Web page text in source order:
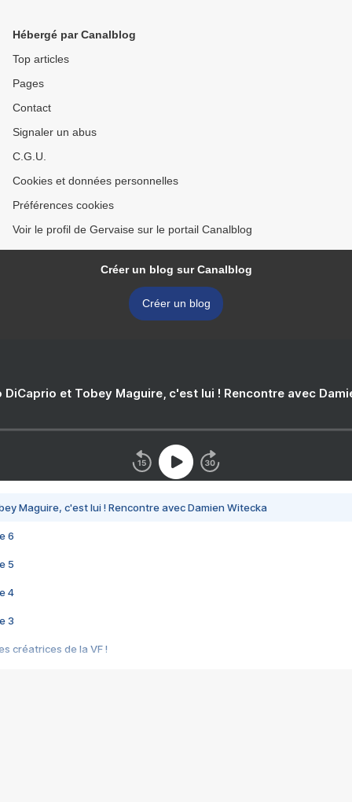
Hébergé par Canalblog
Top articles
Pages
Contact
Signaler un abus
C.G.U.
Cookies et données personnelles
Préférences cookies
Voir le profil de Gervaise sur le portail Canalblog
Créer un blog sur Canalblog
Créer un blog
DiCaprio et Tobey Maguire, c'est lui ! Rencontre avec
Maguire, c'est lui ! Rencontre avec Damien Witecka
6
5
4
3
créatrices de la VF !